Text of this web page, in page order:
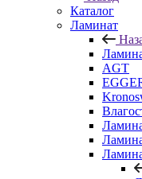
Каталог
Ламинат
AGT